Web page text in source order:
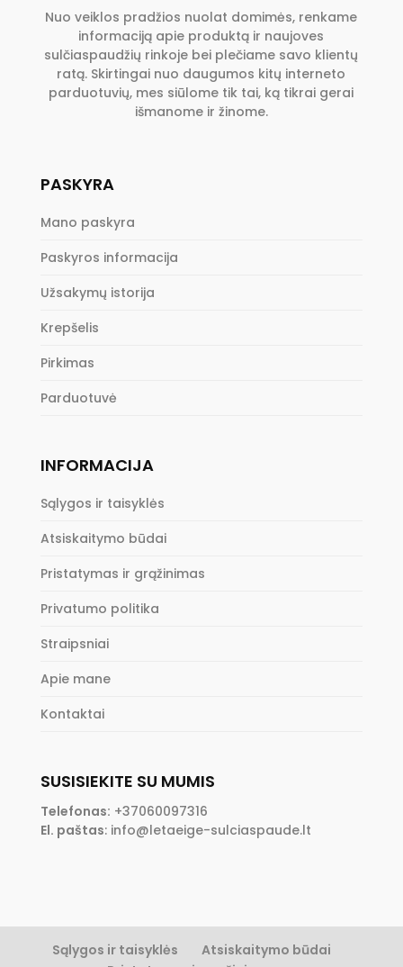
Nuo veiklos pradžios nuolat domimės, renkame
informaciją apie produktą ir naujoves
sulčiaspaudžių rinkoje bei plečiame savo klientų
ratą. Skirtingai nuo daugumos kitų interneto
parduotuvių, mes siūlome tik tai, ką tikrai gerai
išmanome ir žinome.
PASKYRA
Mano paskyra
Paskyros informacija
Užsakymų istorija
Krepšelis
Pirkimas
Parduotuvė
INFORMACIJA
Sąlygos ir taisyklės
Atsiskaitymo būdai
Pristatymas ir grąžinimas
Privatumo politika
Straipsniai
Apie mane
Kontaktai
SUSISIEKITE SU MUMIS
Telefonas: +37060097316
El. paštas: info@letaeige-sulciaspaude.lt
Sąlygos ir taisyklės
Atsiskaitymo būdai